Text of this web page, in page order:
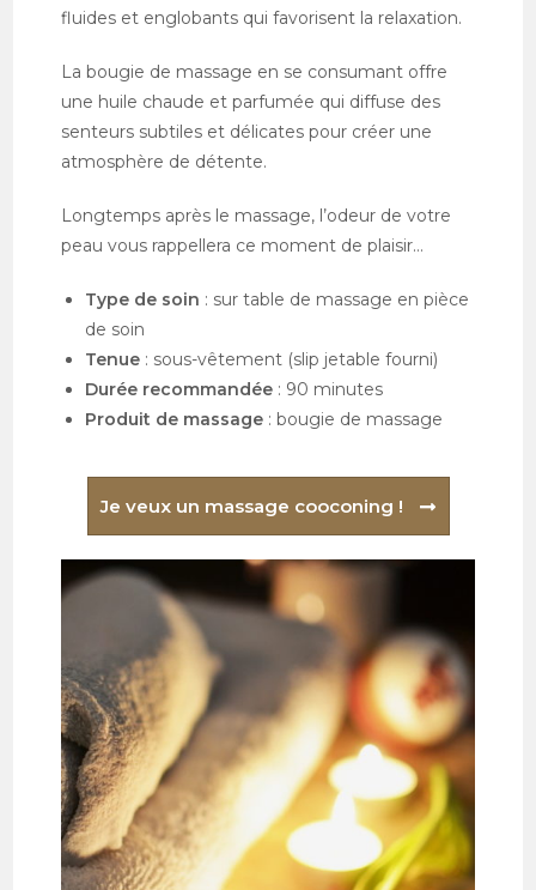
fluides et englobants qui favorisent la relaxation.
La bougie de massage en se consumant offre
une huile chaude et parfumée qui diffuse des
senteurs subtiles et délicates pour créer une
atmosphère de détente.
Longtemps après le massage, l’odeur de votre
peau vous rappellera ce moment de plaisir…
Type de soin : sur table de massage en pièce
de soin
Tenue : sous-vêtement (slip jetable fourni)
Durée recommandée : 90 minutes
Produit de massage : bougie de massage
Je veux un massage cooconing !